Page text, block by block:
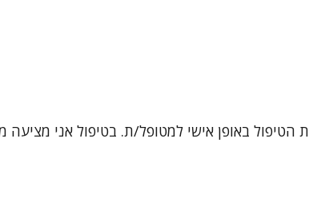
הטיפול באופן אישי למטופל/ת. בטיפול אני